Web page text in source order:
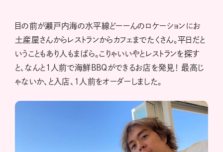
目の前が瀬戸内海の水平線どーーんのロケーションにお
土産屋さんからレストランからカフェまでたくさん。平日だと
いうこともあり人もまばら。こりゃいいやとレストランを探す
と、なんと１人前で海鮮BBQができるお店を発見！ 最高じ
ゃないか、と入店、1人前をオーダーしました。